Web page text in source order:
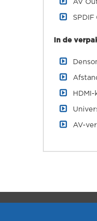
AV
SPDIF
In de
HDMI-
AV-